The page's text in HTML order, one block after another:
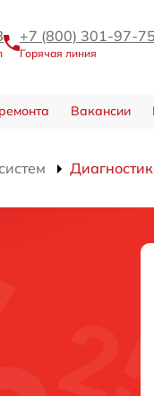
+7 (800) 301-97-75
Горячая линия
Вакансии